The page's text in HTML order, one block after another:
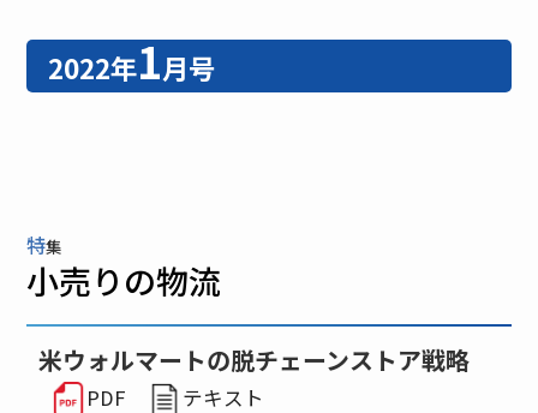
2022年1月号
特集
小売りの物流
米ウォルマートの脱チェーンストア戦略
PDF
テキスト